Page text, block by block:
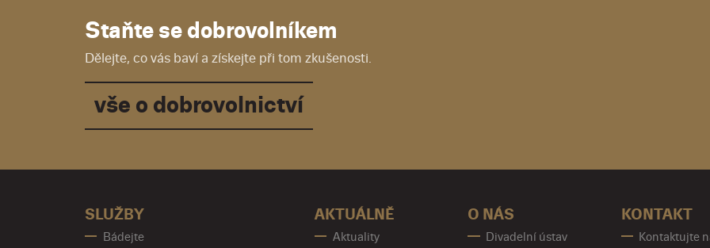
Staňte se dobrovolníkem
Dělejte, co vás baví a získejte při tom zkušenosti.
vše o dobrovolnictví
SLUŽBY
Bádejte
AKTUÁLNĚ
Aktuality
O NÁS
Divadelní ústav
KONTAKT
Kontaktujte